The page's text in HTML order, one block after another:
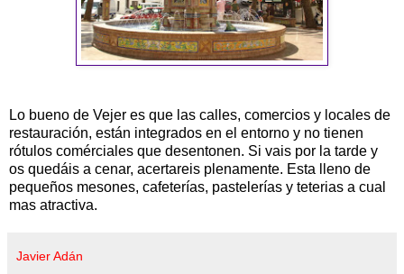
Lo bueno de Vejer es que las calles, comercios y locales de
restauración, están integrados en el entorno y no tienen
rótulos comérciales que desentonen. Si vais por la tarde y
os quedáis a cenar, acertareis plenamente. Esta lleno de
pequeños mesones, cafeterías, pastelerías y teterias a cual
mas atractiva.
Javier Adán